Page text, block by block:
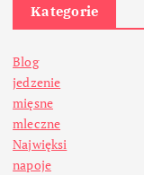
Kategorie
Blog
jedzenie
mięsne
mleczne
Najwięksi
napoje